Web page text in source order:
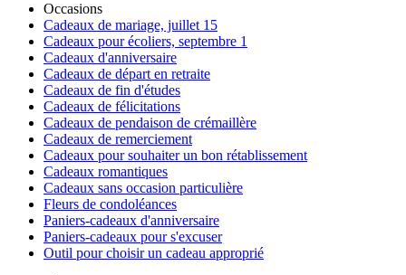
Occasions
Cadeaux de mariage, juillet 15
Cadeaux pour écoliers, septembre 1
Cadeaux d'anniversaire
Cadeaux de départ en retraite
Cadeaux de fin d'études
Cadeaux de félicitations
Cadeaux de pendaison de crémaillère
Cadeaux de remerciement
Cadeaux pour souhaiter un bon rétablissement
Cadeaux romantiques
Cadeaux sans occasion particulière
Fleurs de condoléances
Paniers-cadeaux d'anniversaire
Paniers-cadeaux pour s'excuser
Outil pour choisir un cadeau approprié